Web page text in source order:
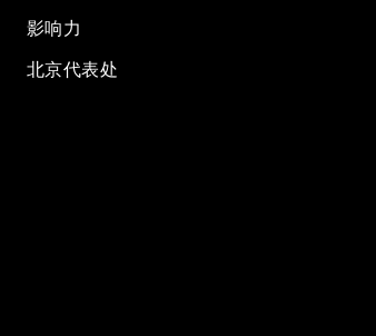
影响力
北京代表处